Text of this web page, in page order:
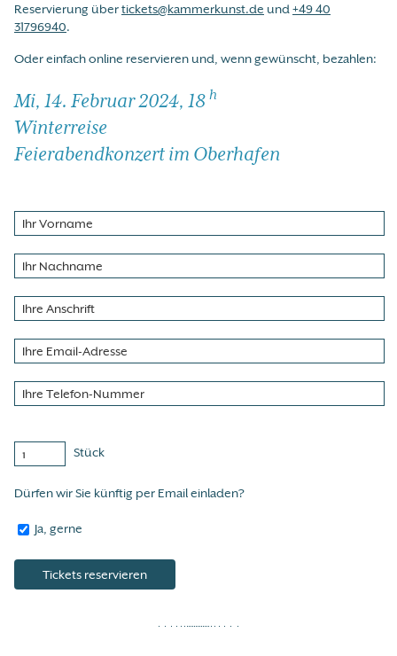
Reservierung übertickets@kammerkunst.de und+49 40
31796940.
Oder einfach online reservieren und, wenn gewünscht, bezahlen:
Mi, 14. Februar 2024, 18 h
Winterreise
Feierabendkonzert im Oberhafen
Stück
Dürfen wir Sie künftig per Email einladen?
Ja, gerne